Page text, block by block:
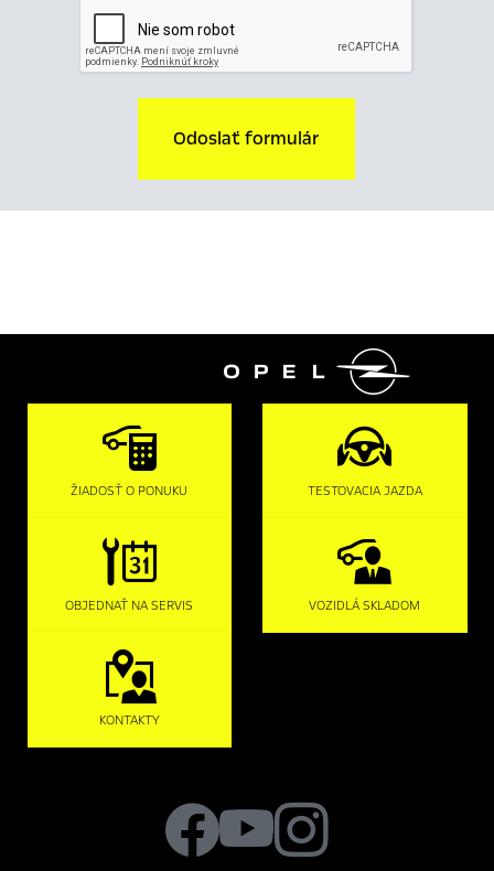
Odoslať formulár

ŽIADOSŤ O PONUKU TESTOVACIA JAZDA
OBJEDNAŤ NA SERVIS VOZIDLÁ SKLADOM
KONTAKTY